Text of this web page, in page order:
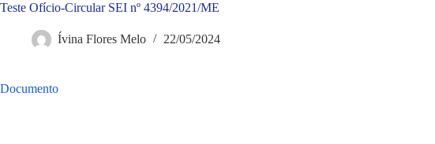
Teste Ofício-Circular SEI nº 4394/2021/ME
Ívina Flores Melo 22/05/2024
Documento